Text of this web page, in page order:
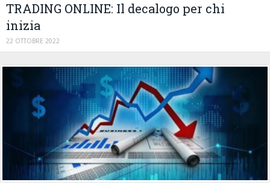
TRADING ONLINE: Il decalogo per chi
inizia
22 OTTOBRE 2022